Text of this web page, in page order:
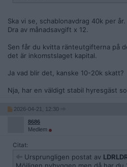
Ska vi se, schablonavdrag 40k per år.
Dra av månadsavgift x 12.
Sen får du kvitta ränteutgifterna på
det är inkomstslaget kapital.
Ja vad blir det, kanske 10-20k skatt?
Nja, har en väldigt stabil hyresgäst
2026-04-21, 12:30
8686
Medlem
Citat:
Ursprungligen postat av